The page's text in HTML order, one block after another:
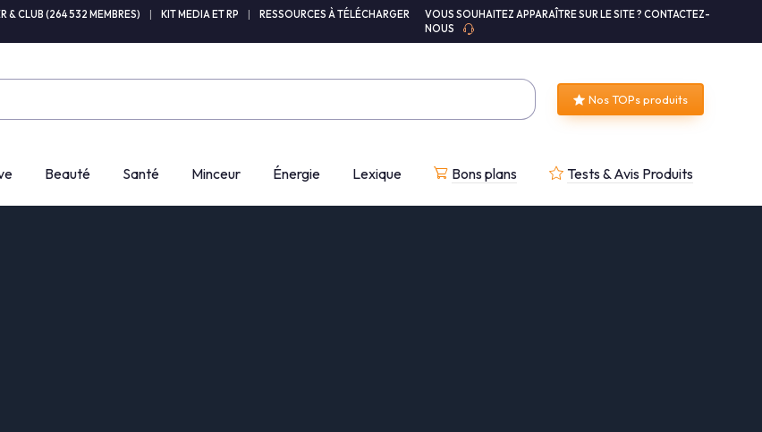
& CLUB (264 532 MEMBRES) KIT MEDIA ET RP
RESSOURCES À TÉLÉCHARGER
VOUS SOUHAITEZ APPARAÎTRE SUR LE SITE ? CONTACTEZ-
NOUS
Nos TOPs produits
Beauté Santé Minceur Énergie Lexique Bons plans Tests & Avis Produits